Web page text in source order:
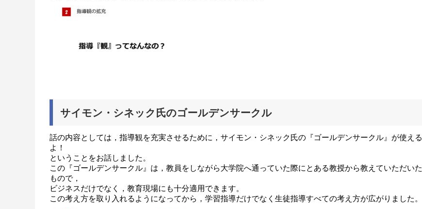
サイモン・シネック氏のゴールデンサークル
話の内容としては，指導観を充実させるために，サイモン・シネック氏の『ゴールデンサークル』が使える
よ！
ということをお話しました。
この『ゴールデンサークル』は，教員をしながら大学院へ通っていた際にとある教授から教えていただいた
もので，
ビジネスだけでなく，教育現場にも十分適用できます。
この考え方を取り入れるようになってから，学習指導だけでなく生徒指導すべての考え方が広がりました。